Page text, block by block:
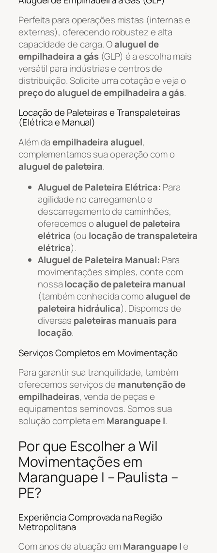
Perfeita para operações mistas (internas e
externas), oferecendo robustez e alta
capacidade de carga. Oaluguel de
empilhadeira a gás (GLP) é a escolha mais
versátil para indústrias e centros de
distribuição. Solicite uma cotação e veja o
preço do aluguel de empilhadeira a gás.
Locação de Paleteiras e Transpaleteiras
(Elétrica e Manual)
Além daempilhadeira aluguel,
complementamos sua operação com o
aluguel de paleteira.
Aluguel de Paleteira Elétrica: Para
agilidade no carregamento e
descarregamento de caminhões,
oferecemos oaluguel de paleteira
elétrica (ou locação de transpaleteira
elétrica).
Aluguel de Paleteira Manual: Para
movimentações simples, conte com
nossalocação de paleteira manual
(também conhecida comoaluguel de
paleteira hidráulica). Dispomos de
diversas paleteiras manuais para
locação.
Serviços Completos em Movimentação
Para garantir sua tranquilidade, também
oferecemos serviços de manutenção de
empilhadeiras, venda de peças e
equipamentos seminovos. Somos sua
solução completa emMaranguape I.
Por que Escolher a Wil
Movimentações em
Maranguape I – Paulista –
PE?
Experiência Comprovada na Região
Metropolitana
Com anos de atuação emMaranguape Ie